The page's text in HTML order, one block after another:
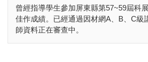
曾經指導學生參加屏東縣第57~59屆科
佳作成績。已經通過因材網A、B、C級
師資料正在審查中。